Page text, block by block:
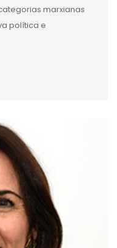
marxianas
política e